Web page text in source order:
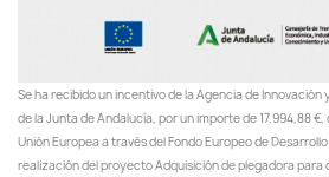
Se ha recibido un incentivo de la Agencia de Innovación
de la Junta de Andalucía, por un importe de 17.994,88
Unión Europea a través del Fondo Europeo de Desarrollo
realización del proyecto Adquisición de plegadora